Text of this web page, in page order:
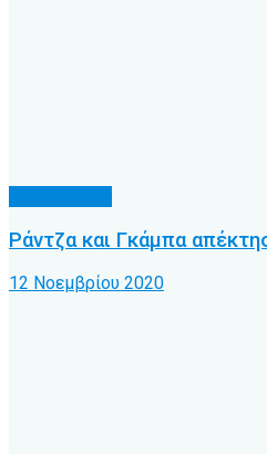
Ράντζα και Γκάμπα
12 Νοεμβρίου 2020